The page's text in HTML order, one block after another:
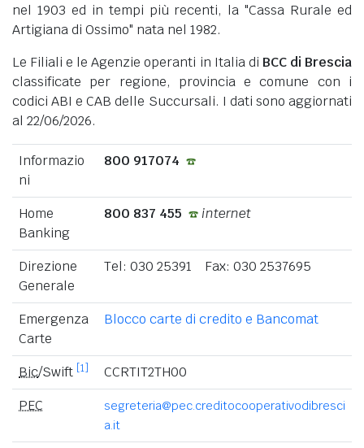
nel 1903 ed in tempi più recenti, la "Cassa Rurale ed
Artigiana di Ossimo" nata nel 1982.
Le Filiali e le Agenzie operanti in Italia di BCC di Brescia
classificate per regione, provincia e comune con i
codici ABI e CAB delle Succursali. I dati sono aggiornati
al 22/06/2026.
Informazio
ni
800 917074
Home
Banking
800 837 455 internet
Direzione
Generale
Tel: 030 25391 Fax: 030 2537695
Emergenza
Carte
Blocco carte di credito e Bancomat
Bic/Swift [1]
CCRTIT2TH00
PEC
segreteria@pec.creditocooperativodibresci
a.it